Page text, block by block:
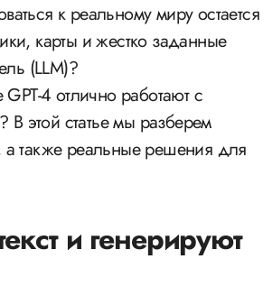
к реальному миру остается
карты и жестко заданные
(LLM)?
4 отлично работают с
В этой статье мы разберем
также реальные решения для
и генерируют